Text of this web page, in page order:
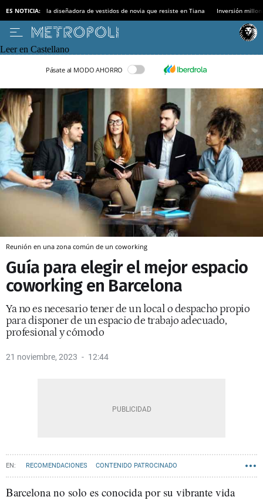
ES NOTICIA: la diseñadora de vestidos de novia que resiste en Tiana Inversión
Leer en Castellano
Pásate al MODO AHORRO
Reunión en una zona común de un coworking
Guía para elegir el mejor espacio
coworking en Barcelona
Ya no es necesario tener de un local o despacho propio
para disponer de un espacio de trabajo adecuado,
profesional y cómodo
21 noviembre, 2023 12:44
RECOMENDACIONES CONTENIDO PATROCINADO
Barcelona no solo es conocida por su vibrante vida